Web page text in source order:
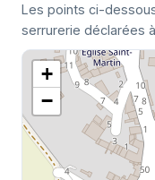
Les points ci-
serrurerie déclarées à
+
−